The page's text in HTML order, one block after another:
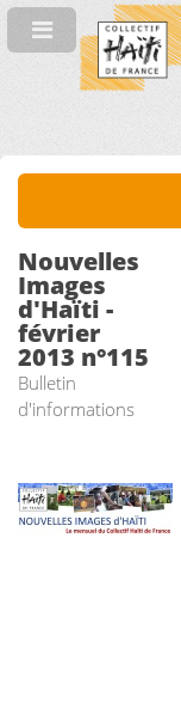
Nouvelles
Images
d'Haïti -
février
2013 n°115
Bulletin
d'informations